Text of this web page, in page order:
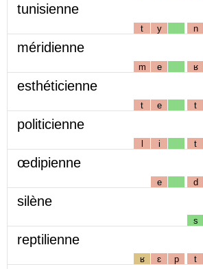
tunisienne
t y n
méridienne
m e ʁ
esthéticienne
t e t
politicienne
l i t
œdipienne
e d
silène
s
reptilienne
ʁ ɛ p t